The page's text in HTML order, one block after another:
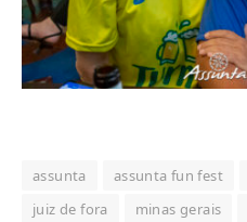
assunta assunta fun fest
juiz de fora
minas gerais